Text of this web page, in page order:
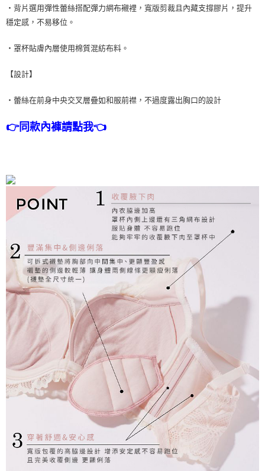
・背片選用彈性蕾絲搭配彈力網布襯裡，寬版剪裁且內藏支撐膠片，提升
穩定感，不易移位。
・罩杯貼膚內層使用棉質混紡布料。
【設計】
・蕾絲在前身中央交叉層疊如和服前襟，不過度露出胸口的設計
👉同款內褲請點我👈